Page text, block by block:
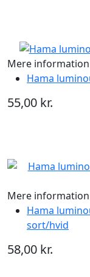
Mere information
Hama
55,00 kr.
Mere information
Hama
sort/hvid
58,00 kr.